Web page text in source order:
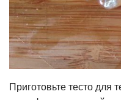
Приготовьте тесто